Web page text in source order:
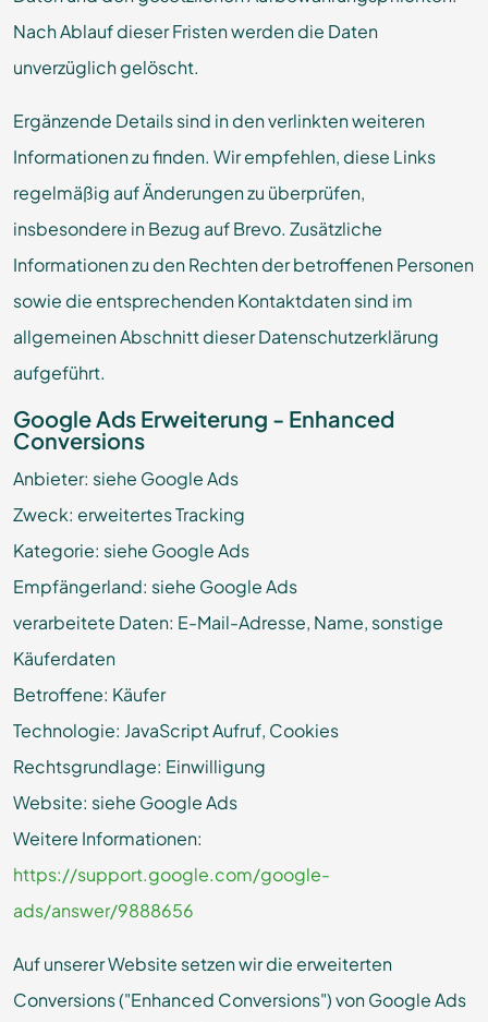
Nach Ablauf dieser Fristen werden die Daten
unverzüglich gelöscht.
Ergänzende Details sind in den verlinkten weiteren
Informationen zu finden. Wir empfehlen, diese Links
regelmäßig auf Änderungen zu überprüfen,
insbesondere in Bezug auf Brevo. Zusätzliche
Informationen zu den Rechten der betroffenen Personen
sowie die entsprechenden Kontaktdaten sind im
allgemeinen Abschnitt dieser Datenschutzerklärung
aufgeführt.
Google Ads Erweiterung - Enhanced
Conversions
Anbieter: siehe Google Ads
Zweck: erweitertes Tracking
Kategorie: siehe Google Ads
Empfängerland: siehe Google Ads
verarbeitete Daten: E-Mail-Adresse, Name, sonstige
Käuferdaten
Betroffene: Käufer
Technologie: JavaScript Aufruf, Cookies
Rechtsgrundlage: Einwilligung
Website: siehe Google Ads
Weitere Informationen:
https://support.google.com/google-
ads/answer/9888656
Auf unserer Website setzen wir die erweiterten
Conversions ("Enhanced Conversions") von Google Ads